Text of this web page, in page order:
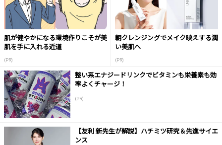
肌が健やかになる環境作りこそが美
肌を手に入れる近道
(PR)
朝クレンジングでメイク映えする潤
い美肌へ
(PR)
整い系エナジードリンクでビタミンも栄養素も効
率よくチャージ！
(PR)
【友利 新先生が解説】ハチミツ研究＆先進サイエ
ンス